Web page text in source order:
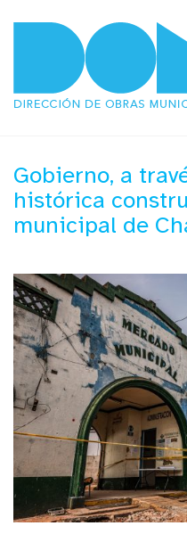
Gobierno, a
histórica
municipal de